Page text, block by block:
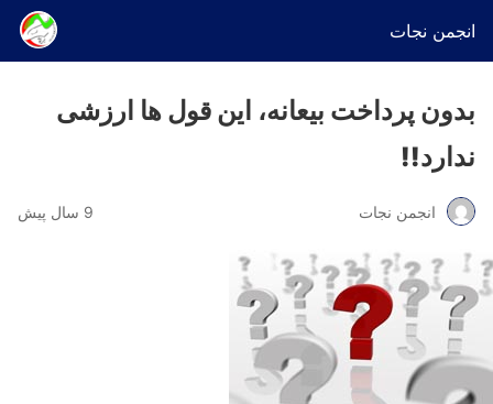
انجمن نجات
بدون پرداخت بیعانه، این قول ها ارزشی
ندارد!!
انجمن نجات 9 سال پیش